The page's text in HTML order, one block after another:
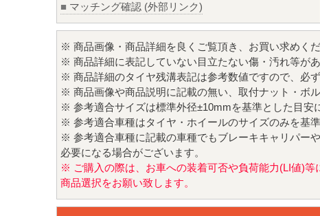
■ マッチング確認 (外部リンク)
※ 商品画像・商品詳細を良くご覧頂き、お買い求めくだ
※ 商品詳細に表記していない目立たない傷・汚れ等があ
※ 商品詳細のタイヤ残溝表記は参考数値ですので、必
※ 商品画像や商品説明に記載の無い、取付ナット・ボ
※ 参考適合サイズは標準外径±10mmを基準とした目安
※ 参考適合車種はタイヤ・ホイールのサイズのみを基
※ 参考適合車種に記載の車種でもブレーキキャリパー
必要になる場合がございます。
※ ご購入の際は、お車への装着可否や負荷能力(LI値)
商品選択をお願い致します。